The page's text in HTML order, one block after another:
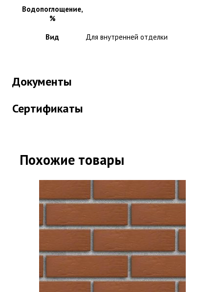
Водопоглощение,
%
Вид
Для внутренней отделки
Документы
Сертификаты
Похожие товары